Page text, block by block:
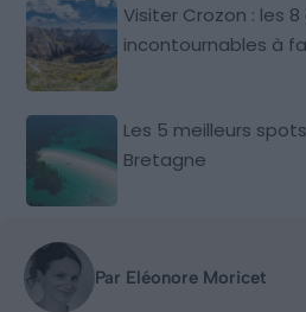
Visiter Crozon : les
incontournables à
Les 5 meilleurs
Bretagne
Par Eléonore Moricet